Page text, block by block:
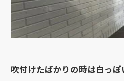
吹付けたばかりの時は白っぽ